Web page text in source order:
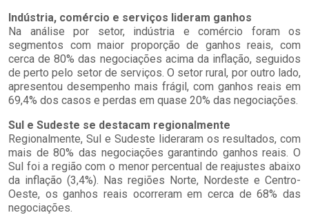
Indústria, comércio e serviços lideram ganhos
Na análise por setor, indústria e comércio foram os
segmentos com maior proporção de ganhos reais, com
cerca de 80% das negociações acima da inflação, seguidos
de perto pelo setor de serviços. O setor rural, por outro lado,
apresentou desempenho mais frágil, com ganhos reais em
69,4% dos casos e perdas em quase 20% das negociações.
Sul e Sudeste se destacam regionalmente
Regionalmente, Sul e Sudeste lideraram os resultados, com
mais de 80% das negociações garantindo ganhos reais. O
Sul foi a região com o menor percentual de reajustes abaixo
da inflação (3,4%). Nas regiões Norte, Nordeste e Centro-
Oeste, os ganhos reais ocorreram em cerca de 68% das
negociações.